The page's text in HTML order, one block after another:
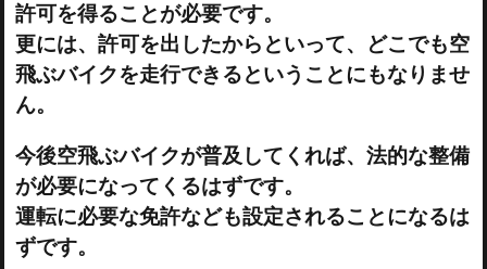
許可を得ることが必要です。
更には、許可を出したからといって、どこでも空
飛ぶバイクを走行できるということにもなりませ
ん。
今後空飛ぶバイクが普及してくれば、法的な整備
が必要になってくるはずです。
運転に必要な免許なども設定されることになるは
ずです。